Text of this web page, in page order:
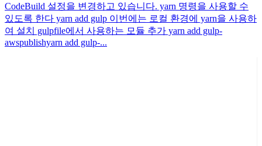
CodeBuild 설정을 변경하고 있습니다. yarn 명령을 사용할 수
있도록 한다 yarn add gulp 이번에는 로컬 환경에 yarn을 사용하
여 설치 gulpfile에서 사용하는 모듈 추가 yarn add gulp-
awspublishyarn add gulp-...